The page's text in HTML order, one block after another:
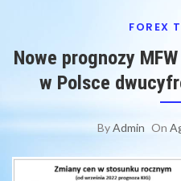
FOREX
Nowe prognozy
w Polsce
ByAdmin On